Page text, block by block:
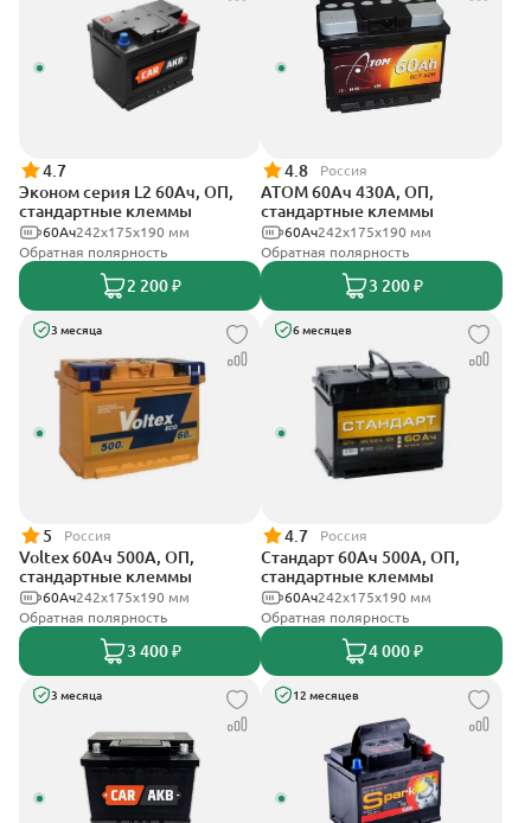
4.7
Эконом серия L2 60Ач, ОП,
стандартные клеммы
242х175х190 мм
60Ач
Обратная полярность
2 200 ₽
4.8 Россия
АТОМ 60Ач 430А, ОП,
стандартные клеммы
242х175х190 мм
60Ач
Обратная полярность
3 200 ₽
3 месяца
5 Россия
Voltex 60Ач 500А, ОП,
стандартные клеммы
242х175х190 мм
60Ач
Обратная полярность
3 400 ₽
6 месяцев
4.7 Россия
Стандарт 60Ач 500А, ОП,
стандартные клеммы
242x175x190 мм
60Ач
Обратная полярность
4 000 ₽
3 месяца 12 месяцев